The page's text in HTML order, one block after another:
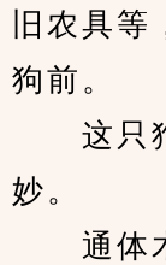
旧农具
狗前。
这只狗
妙。
通体木